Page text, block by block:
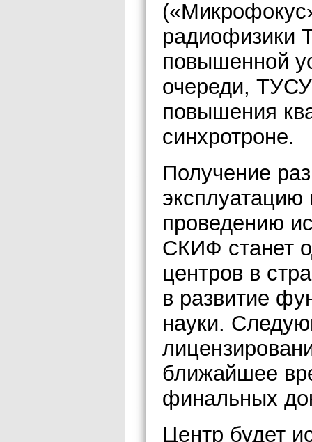
радиофизики
повышенной
очереди,
повышения
синхротроне.
Получение
эксплуатацию
проведению
СКИФ станет
центров в
в развитие
науки.
ближайшее
финальных
Центр будет